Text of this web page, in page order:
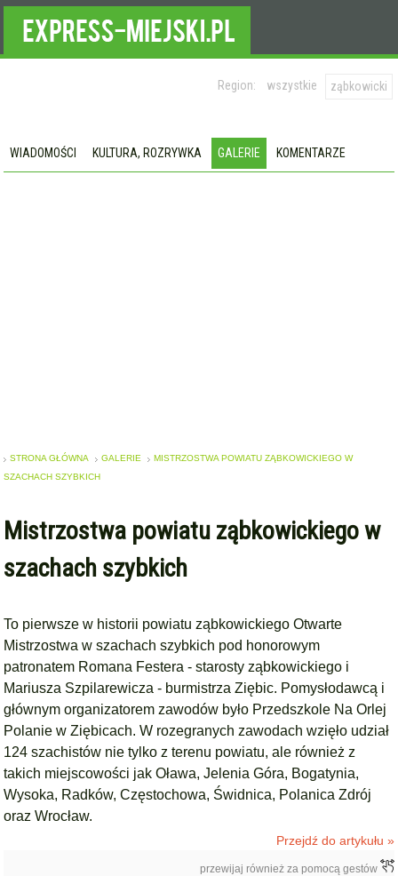
Region: wszystkie ząbkowicki
WIADOMOŚCI KULTURA, ROZRYWKA GALERIE KOMENTARZE
STRONA GŁÓWNA GALERIE
MISTRZOSTWA POWIATU ZĄBKOWICKIEGO W
SZACHACH SZYBKICH
Mistrzostwa powiatu ząbkowickiego w
szachach szybkich
To pierwsze w historii powiatu ząbkowickiego Otwarte
Mistrzostwa w szachach szybkich pod honorowym
patronatem Romana Festera - starosty ząbkowickiego i
Mariusza Szpilarewicza - burmistrza Ziębic. Pomysłodawcą i
głównym organizatorem zawodów było Przedszkole Na Orlej
Polanie w Ziębicach. W rozegranych zawodach wzięło udział
124 szachistów nie tylko z terenu powiatu, ale również z
takich miejscowości jak Oława, Jelenia Góra, Bogatynia,
Wysoka, Radków, Częstochowa, Świdnica, Polanica Zdrój
oraz Wrocław.
Przejdź do artykułu »
przewijaj również za pomocą gestów